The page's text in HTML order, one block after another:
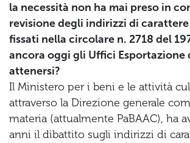
la necessità non ha mai preso in
revisione degli indirizzi di
fissati nella circolare n. 2718 del
ancora oggi gli Uffici Esportazione
attenersi?
Il Ministero per i beni e le attività
attraverso la Direzione generale
materia (attualmente PaBAAC), ha
anni il dibattito sugli indirizzi di